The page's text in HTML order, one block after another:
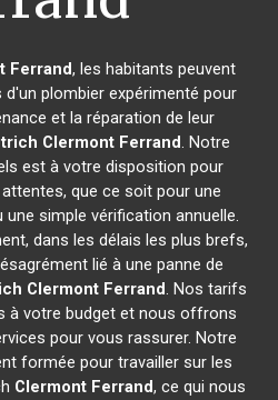
Ferrand, les habitants peuvent
plombier expérimenté pour
et la réparation de leur
Clermont Ferrand. Notre
est à votre disposition pour
que ce soit pour une
simple vérification annuelle.
dans les délais les plus brefs,
lié à une panne de
Clermont Ferrand. Nos tarifs
à votre budget et nous offrons
pour vous rassurer. Notre
formée pour travailler sur les
Clermont Ferrand, ce qui nous